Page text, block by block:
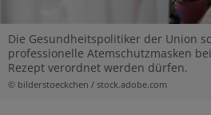
Die Gesundheitspolitiker der Union
professionelle Atemschutzmasken
Rezept verordnet werden dürfen.
© bilderstoeckchen / stock.adobe.com